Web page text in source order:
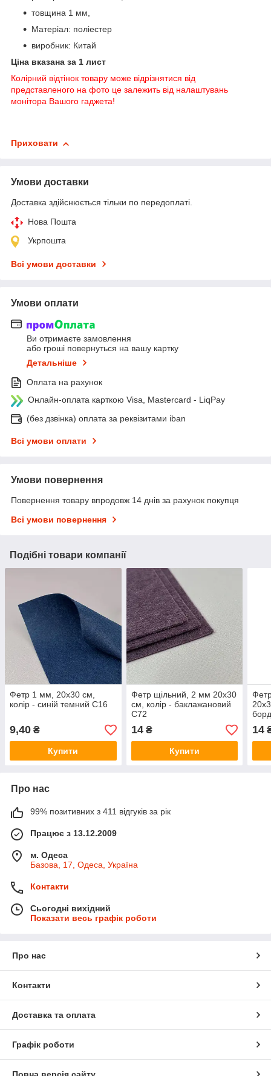
товщина 1 мм,
Матеріал: поліестер
виробник: Китай
Ціна вказана за 1 лист
Колірний відтінок товару може відрізнятися від
представленого на фото це залежить від налаштувань
монітора Вашого гаджета!
Приховати
Умови доставки
Доставка здійснюється тільки по передоплаті.
Нова Пошта
Укрпошта
Всі умови доставки
Умови оплати
Ви отримаєте замовлення
або гроші повернуться на вашу картку
Детальніше
Оплата на рахунок
Онлайн-оплата карткою Visa, Mastercard - LiqPay
(без дзвінка) оплата за реквізитами iban
Всі умови оплати
Умови повернення
Повернення товару впродовж 14 днів за рахунок покупця
Всі умови повернення
Подібні товари компанії
Фетр 1 мм, 20х30 см,
колір - синій темний С16
9,40 ₴
Купити
Фетр щільний, 2 мм 20х30
см, колір - баклажановий
С72
14₴
Купити
14
Про нас
99% позитивних з 411 відгуків за рік
Працює з 13.12.2009
м. Одеса
Базова, 17, Одеса, Україна
Контакти
Сьогодні вихідний
Показати весь графік роботи
Про нас
Контакти
Доставка та оплата
Графік роботи